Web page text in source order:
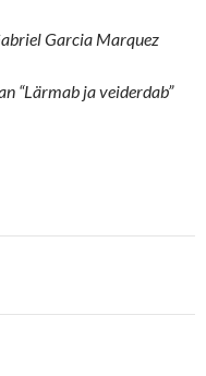
Garcia Marquez
“Lärmab ja veiderdab”